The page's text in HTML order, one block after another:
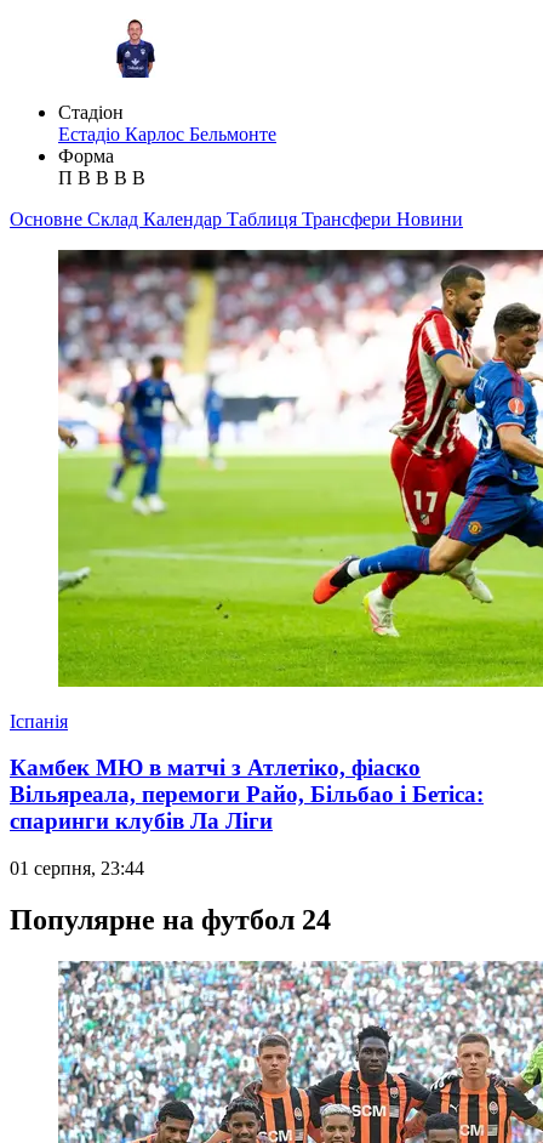
Стадіон
Естадіо Карлос Бельмонте
Форма
П В В В В
Основне Склад Календар Таблиця Трансфери Новини
Іспанія
Камбек МЮ в матчі з Атлетіко, фіаско
Вільяреала, перемоги Райо, Більбао і Бетіса:
спаринги клубів Ла Ліги
01 серпня, 23:44
Популярне на футбол 24